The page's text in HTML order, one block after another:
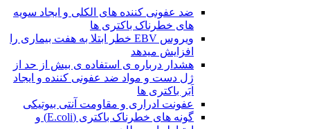
ضد عفونی کننده های الکلی و ایجاد سویه
های خطرناک باکتری ها
ویروس EBV خطر ابتلا به هفت بیماری را
افزایش میدهد
هشدار درباره ی استفاده ی بیش از حد از
ژل دست و مواد ضد عفونی کننده و ایجاد
اَبَر باکتری ها
عفونت ادراری و مقاومت آنتی بیوتیکی
گونه های خطرناک باکتری (E.coli) و